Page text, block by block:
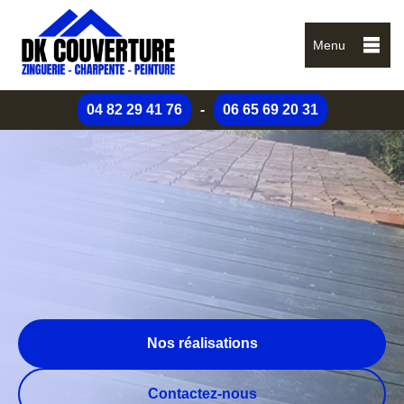
Menu
04 82 29 41 76 - 06 65 69 20 31
Nos réalisations
Contactez-nous